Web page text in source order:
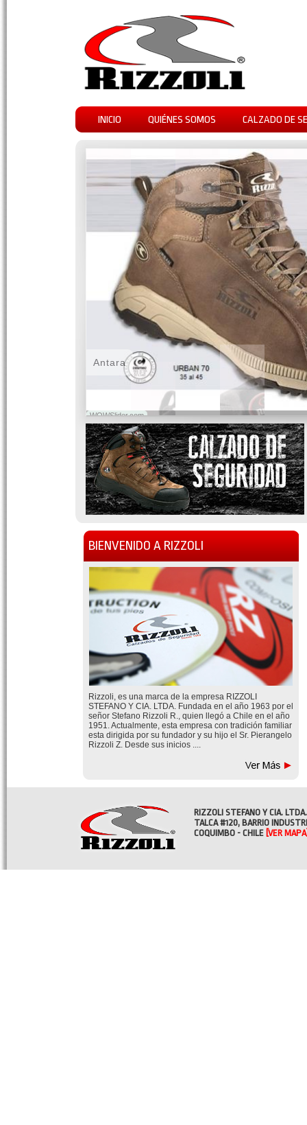
INICIO QUIÉNES SOMOS CALZADO DE
WOWSlider.com
Antara
BIENVENIDO A RIZZOLI
Rizzoli, es una marca de la empresa RIZZOLI
STEFANO Y CIA. LTDA. Fundada en el año 1963 por el
señor Stefano Rizzoli R., quien llegó a Chile en el año
1951. Actualmente, esta empresa con tradición familiar
esta dirigida por su fundador y su hijo el Sr. Pierangelo
Rizzoli Z. Desde sus inicios ....
RIZZOLI STEFANO Y CIA. LTDA.
TALCA #120, BARRIO
COQUIMBO - CHILE [VER